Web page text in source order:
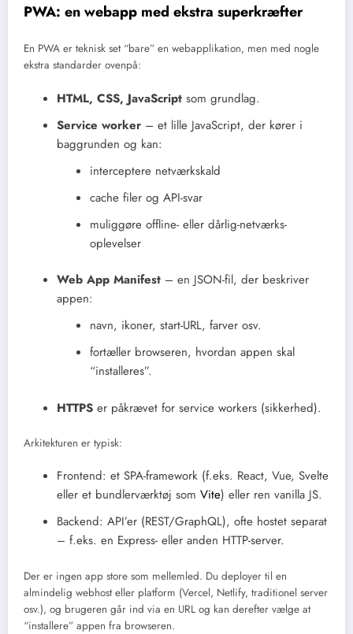
PWA: en webapp med ekstra superkræfter
En PWA er teknisk set “bare” en webapplikation, men med nogle
ekstra standarder ovenpå:
HTML, CSS, JavaScript som grundlag.
Service worker – et lille JavaScript, der kører i
baggrunden og kan:
interceptere netværkskald
cache filer og API-svar
muliggøre offline- eller dårlig-netværks-
oplevelser
Web App Manifest – en JSON-fil, der beskriver
appen:
navn, ikoner, start-URL, farver osv.
fortæller browseren, hvordan appen skal
“installeres”.
HTTPS er påkrævet for service workers (sikkerhed).
Arkitekturen er typisk:
Frontend: et SPA-framework (f.eks. React, Vue, Svelte
eller et bundlerværktøj som Vite) eller ren vanilla JS.
Backend: API’er (REST/GraphQL), ofte hostet separat
– f.eks. en Express- eller anden HTTP-server.
Der er ingen app store som mellemled. Du deployer til en
almindelig webhost eller platform (Vercel, Netlify, traditionel server
osv.), og brugeren går ind via en URL og kan derefter vælge at
“installere” appen fra browseren.